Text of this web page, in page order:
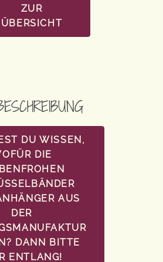
ZUR
ÜBERSICHT
DU WISSEN,
DIE
AUS
DER
DANN BITTE
ENTLANG!